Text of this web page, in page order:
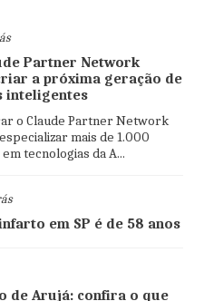
Partner Network
a próxima geração de
inteligentes
o Claude Partner Network
mais de 1.000
tecnologias da A...
em SP é de 58 anos
de Arujá: confira o que